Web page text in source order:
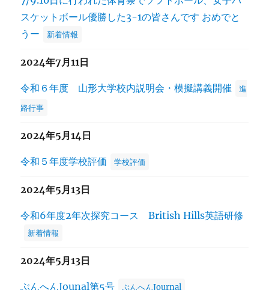
スケットボール優勝した3-1の皆さんです おめでと
うー
新着情報
2024年7月11日
令和６年度 山形大学校内説明会・模擬講義開催
進
路行事
2024年5月14日
令和５年度学校評価 学校評価
2024年5月13日
令和6年度2年次探究コース British Hills英語研修
新着情報
2024年5月13日
ぶんへんJounal第5号 ぶんへんJournal